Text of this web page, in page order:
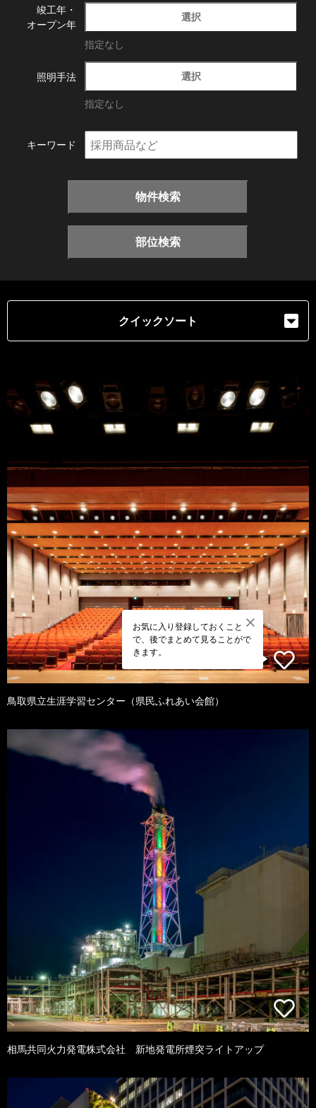
竣工年・
オープン年
選択
指定なし
照明手法 選択
指定なし
キーワード
物件検索
部位検索
クイックソート
お気に入り登録しておくこと
で、後でまとめて見ることがで
きます。
鳥取県立生涯学習センター（県民ふれあい会館）
相馬共同火力発電株式会社 新地発電所煙突ライトアップ